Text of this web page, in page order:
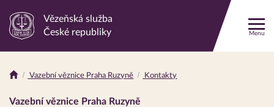
Odkaz
stránku
Vězeňská služba
České republiky
Menu
Drobečková
navigace
Vazební věznice Praha Ruzyně Kontakty
Vazební věznice Praha Ruzyně